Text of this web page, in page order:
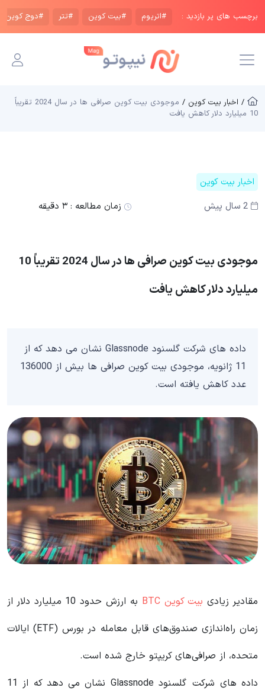
برچسب های پر بازدید : #اتریوم #بیت کوین #تتر #دوج کوین
/ اخبار بیت کوین /
موجودی بیت کوین صرافی ها در سال 2024 تقریباً
10 میلیارد دلار کاهش یافت
اخبار بیت کوین
2 سال پیش
زمان مطالعه : ۳ دقیقه
موجودی بیت کوین صرافی ها در سال 2024 تقریباً 10
میلیارد دلار کاهش یافت
داده های شرکت گلسنود Glassnode نشان می دهد که از
11 ژانویه، موجودی بیت کوین صرافی ها بیش از 136000
عدد کاهش یافته است.
مقادیر زیادی بیت کوین BTC
به ارزش حدود 10 میلیارد دلار از
زمان راه‌اندازی صندوق‌های قابل معامله در بورس (ETF) ایالات
متحده، از صرافی‌های کریپتو خارج شده است.
داده های شرکت گلسنود Glassnode نشان می دهد که از 11